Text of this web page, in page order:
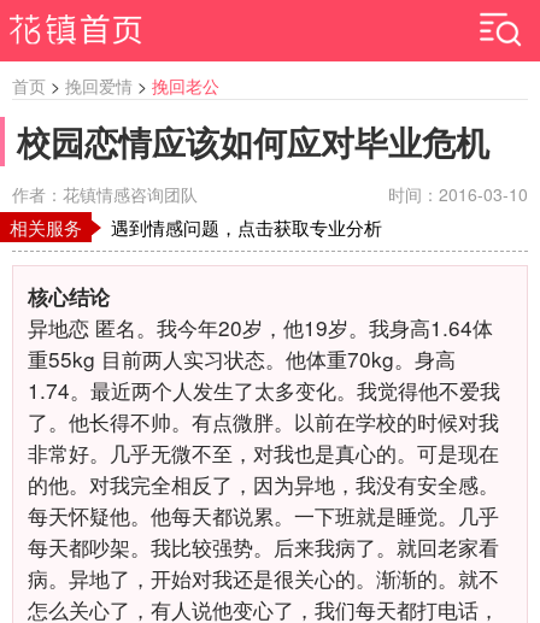
首页 > 挽回爱情 > 挽回老公
校园恋情应该如何应对毕业危机
作者：花镇情感咨询团队 时间：2016-03-10
相关服务 遇到情感问题，点击获取专业分析
核心结论
异地恋 匿名。我今年20岁，他19岁。我身高1.64体
重55kg 目前两人实习状态。他体重70kg。身高
1.74。最近两个人发生了太多变化。我觉得他不爱我
了。他长得不帅。有点微胖。以前在学校的时候对我
非常好。几乎无微不至，对我也是真心的。可是现在
的他。对我完全相反了，因为异地，我没有安全感。
每天怀疑他。他每天都说累。一下班就是睡觉。几乎
每天都吵架。我比较强势。后来我病了。就回老家看
病。异地了，开始对我还是很关心的。渐渐的。就不
怎么关心了，有人说他变心了，我们每天都打电话，